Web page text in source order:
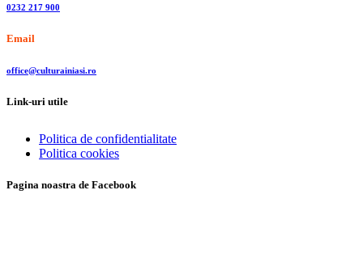
0232 217 900
Email
office@culturainiasi.ro
Link-uri utile
Politica de confidentialitate
Politica cookies
Pagina noastra de Facebook